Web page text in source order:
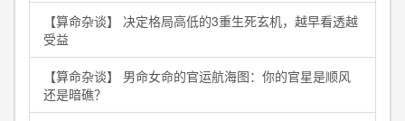
【算命杂谈】 决定格局高低的3重生死玄机，越早看透越
受益
【算命杂谈】 男命女命的官运航海图：你的官星是顺风
还是暗礁？